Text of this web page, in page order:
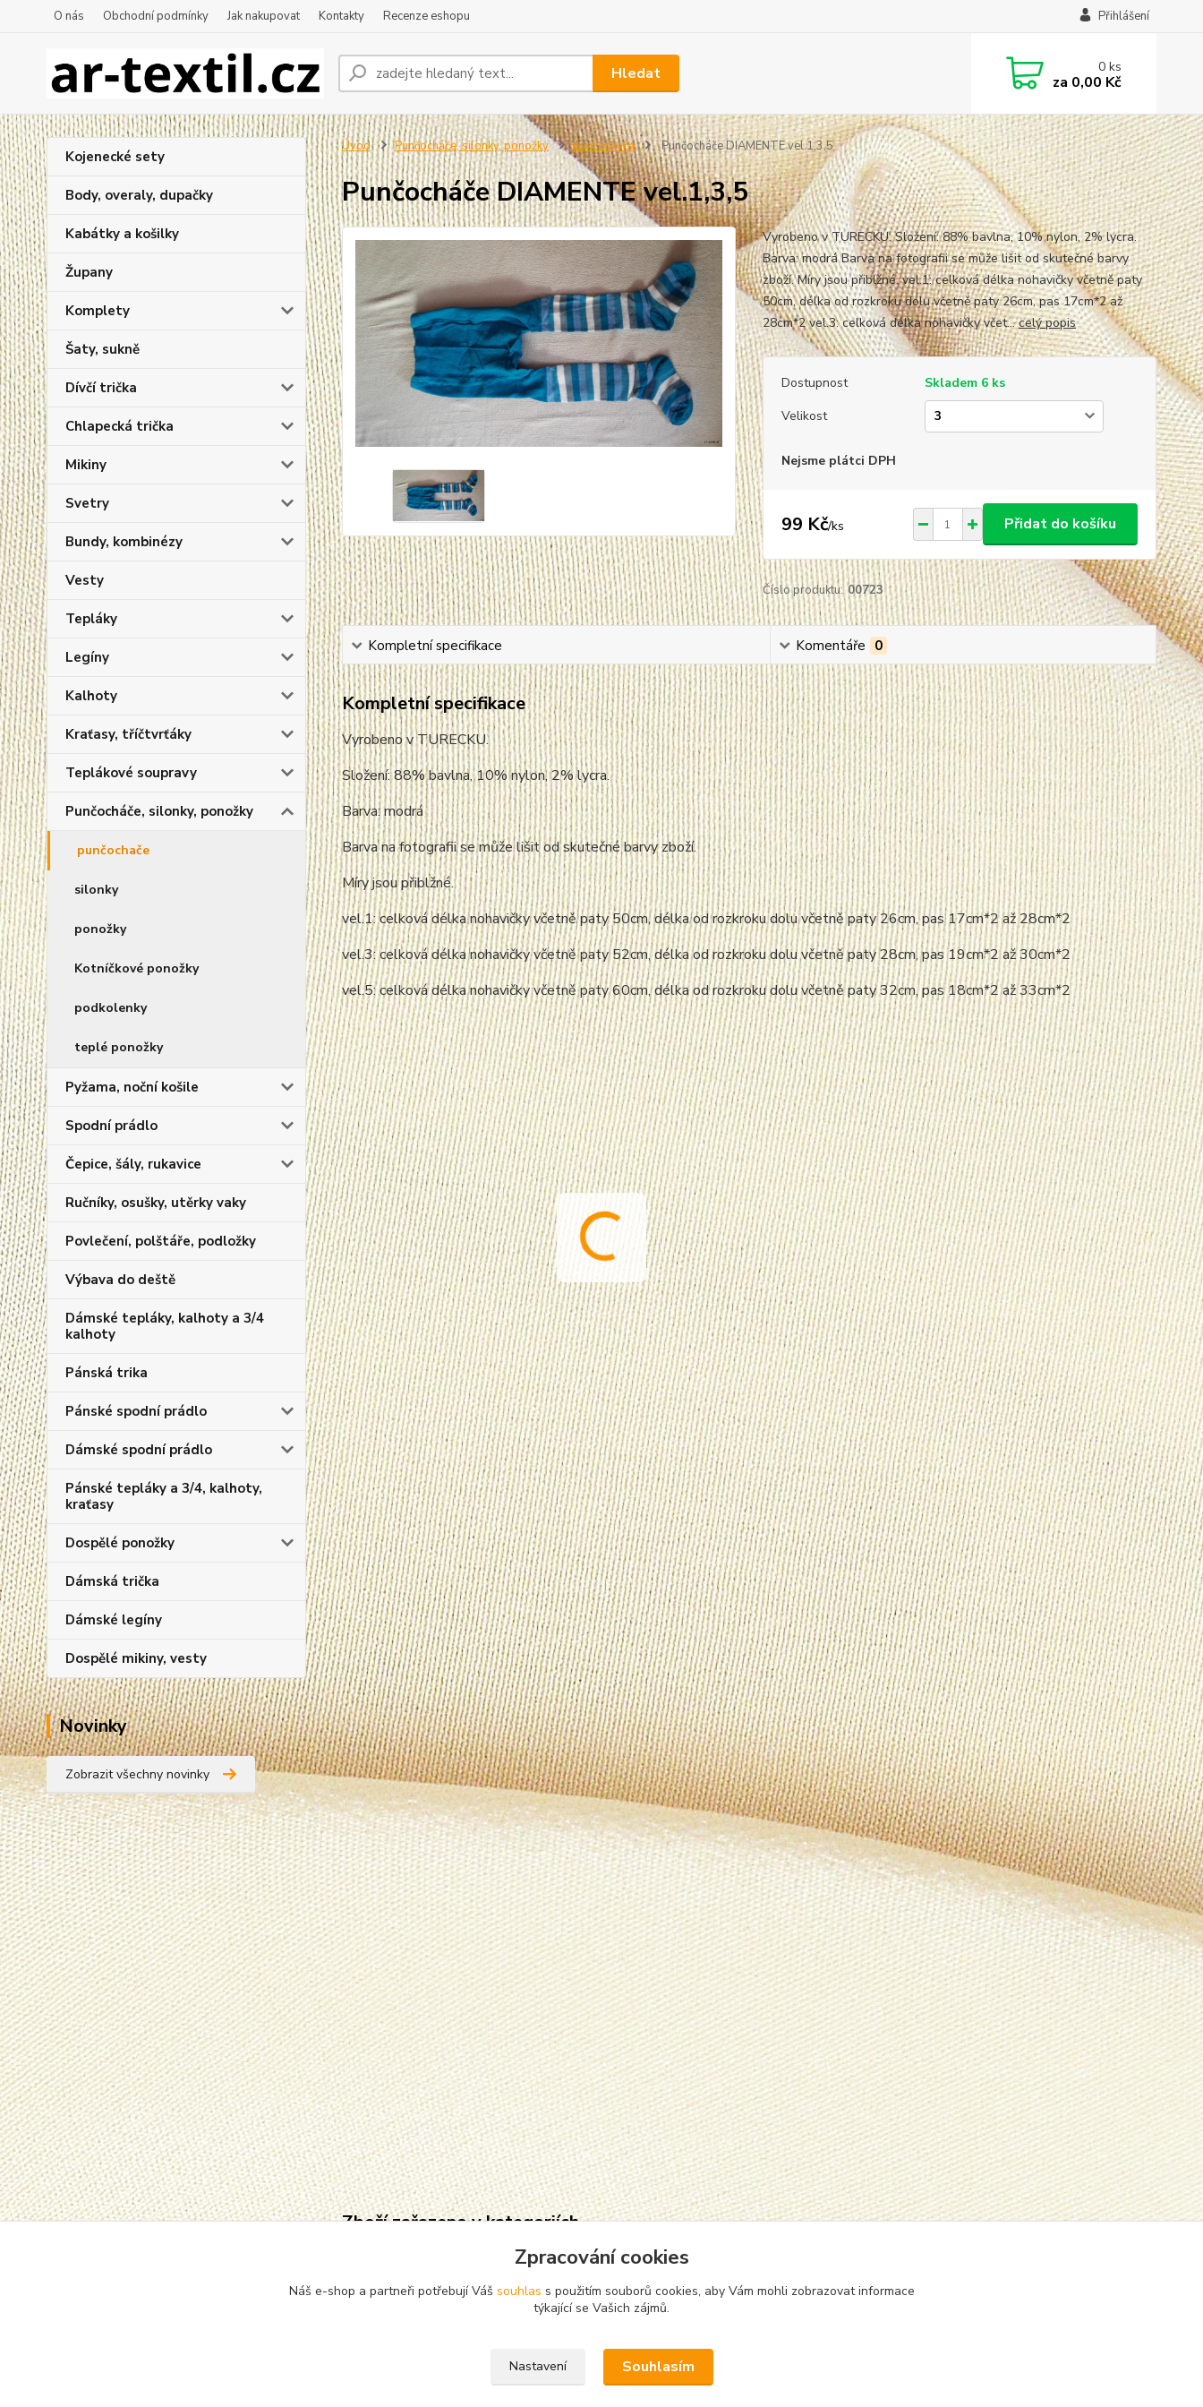
O nás Obchodní podmínky Jak nakupovat Kontakty Recenze eshopu Přihlášení
Hledat 0ks
za 0,00 Kč
Kojenecké sety
Body, overaly, dupačky
Kabátky a košilky
Župany
Komplety
Šaty, sukně
Dívčí trička
Chlapecká trička
Mikiny
Svetry
Bundy, kombinézy
Vesty
Tepláky
Legíny
Kalhoty
Kraťasy, tříčtvrťáky
Teplákové soupravy
Punčocháče, silonky, ponožky
punčochače
silonky
ponožky
Kotníčkové ponožky
podkolenky
teplé ponožky
Pyžama, noční košile
Spodní prádlo
Čepice, šály, rukavice
Ručníky, osušky, utěrky vaky
Povlečení, polštáře, podložky
Výbava do deště
Dámské tepláky, kalhoty a 3/4
kalhoty
Pánská trika
Pánské spodní prádlo
Dámské spodní prádlo
Pánské tepláky a 3/4, kalhoty,
kraťasy
Dospělé ponožky
Dámská trička
Dámské legíny
Dospělé mikiny, vesty
Novinky
Zobrazit všechny novinky
Úvod Punčocháče, silonky, ponožky punčochače Punčocháče DIAMENTE vel.1,3,5
Punčocháče DIAMENTE vel.1,3,5
Vyrobeno v TURECKU. Složení: 88% bavlna, 10% nylon, 2% lycra.
Barva: modrá Barva na fotografii se může lišit od skutečné barvy
zboží. Míry jsou přiblžné. vel.1: celková délka nohavičky včetně paty
50cm, délka od rozkroku dolu včetně paty 26cm, pas 17cm*2 až
28cm*2 vel.3: celková délka nohavičky včet...celý popis
Dostupnost
Skladem 6 ks
Velikost
Nejsme plátci DPH
99 Kč/ks Přidat do košíku
Číslo produktu: 00723
Kompletní specifikace Komentáře 0
Kompletní specifikace
Vyrobeno v TURECKU.
Složení: 88% bavlna, 10% nylon, 2% lycra.
Barva: modrá
Barva na fotografii se může lišit od skutečné barvy zboží.
Míry jsou přiblžné.
vel.1: celková délka nohavičky včetně paty 50cm, délka od rozkroku dolu včetně paty 26cm, pas 17cm*2 až 28cm*2
vel.3: celková délka nohavičky včetně paty 52cm, délka od rozkroku dolu včetně paty 28cm, pas 19cm*2 až 30cm*2
vel.5: celková délka nohavičky včetně paty 60cm, délka od rozkroku dolu včetně paty 32cm, pas 18cm*2 až 33cm*2
Zboží zařazeno v kategoriích
punčochače
Zpracování cookies
Náš e-shop a partneři potřebují Váš souhlas s použitím souborů cookies, aby Vám mohli zobrazovat informace
týkající se Vašich zájmů.
Nastavení Souhlasím